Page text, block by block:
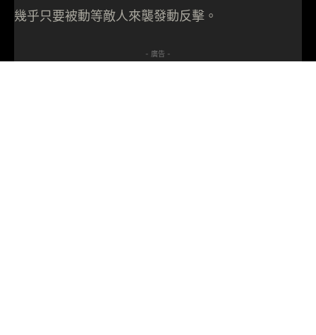
幾乎只要被動等敵人來襲發動反擊。
- 廣告 -